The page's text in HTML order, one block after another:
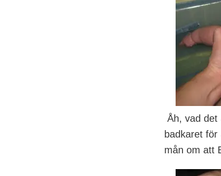
Åh, vad det
badkaret
mån om att